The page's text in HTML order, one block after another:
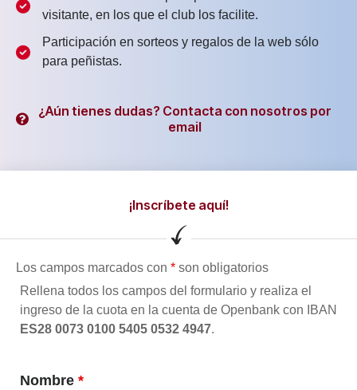
visitante, en los que el club los facilite.
Participación en sorteos y regalos de la web sólo
para peñistas.
¿Aún tienes dudas? Contacta con nosotros por
email
¡Inscríbete aquí!
Los campos marcados con * son obligatorios
Rellena todos los campos del formulario y realiza el
ingreso de la cuota en la cuenta de Openbank con IBAN
ES28 0073 0100 5405 0532 4947.
Nombre *